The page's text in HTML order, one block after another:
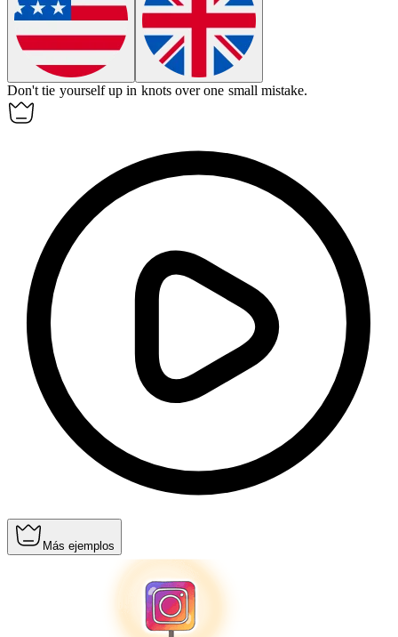
Don't tie yourself up in knots over one small mistake.
Más ejemplos